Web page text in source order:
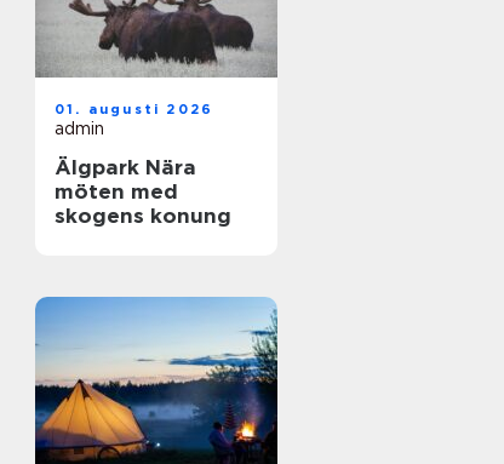
01. augusti 2026
admin
Älgpark Nära
möten med
skogens konung